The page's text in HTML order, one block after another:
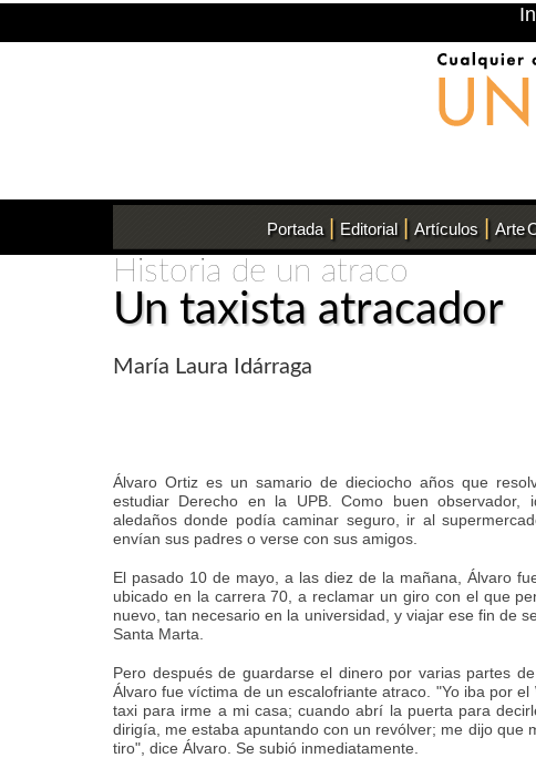
Portada | Editorial | Artículos | Arte
Historia de un atraco
Un taxista atracador
María Laura Idárraga
Álvaro Ortiz es un samario de dieciocho años que
estudiar Derecho en la UPB. Como buen observador,
aledaños donde podía caminar seguro, ir al
envían sus padres o verse con sus amigos.
El pasado 10 de mayo, a las diez de la mañana, Álvaro
ubicado en la carrera 70, a reclamar un giro con el que
nuevo, tan necesario en la universidad, y viajar ese fin de
Santa Marta.
Pero después de guardarse el dinero por varias partes
Álvaro fue víctima de un escalofriante atraco. "Yo iba por
taxi para irme a mi casa; cuando abrí la puerta para
dirigía, me estaba apuntando con un revólver; me dijo que
tiro", dice Álvaro. Se subió inmediatamente.